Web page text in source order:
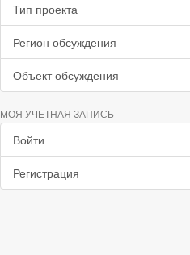
Тип проекта
Регион обсуждения
Объект обсуждения
МОЯ УЧЕТНАЯ ЗАПИСЬ
Войти
Регистрация